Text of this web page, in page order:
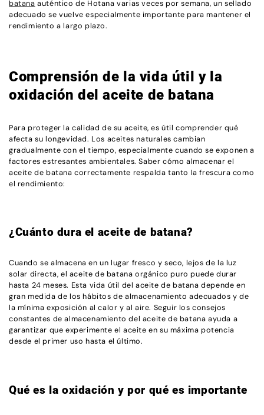
batana auténtico de Hotana varias veces por semana, un sellado
adecuado se vuelve especialmente importante para mantener el
rendimiento a largo plazo.
Comprensión de la vida útil y la
oxidación del aceite de batana
Para proteger la calidad de su aceite, es útil comprender qué
afecta su longevidad. Los aceites naturales cambian
gradualmente con el tiempo, especialmente cuando se exponen a
factores estresantes ambientales. Saber cómo almacenar el
aceite de batana correctamente respalda tanto la frescura como
el rendimiento:
¿Cuánto dura el aceite de batana?
Cuando se almacena en un lugar fresco y seco, lejos de la luz
solar directa, el aceite de batana orgánico puro puede durar
hasta 24 meses. Esta vida útil del aceite de batana depende en
gran medida de los hábitos de almacenamiento adecuados y de
la mínima exposición al calor y al aire. Seguir los consejos
constantes de almacenamiento del aceite de batana ayuda a
garantizar que experimente el aceite en su máxima potencia
desde el primer uso hasta el último.
Qué es la oxidación y por qué es importante